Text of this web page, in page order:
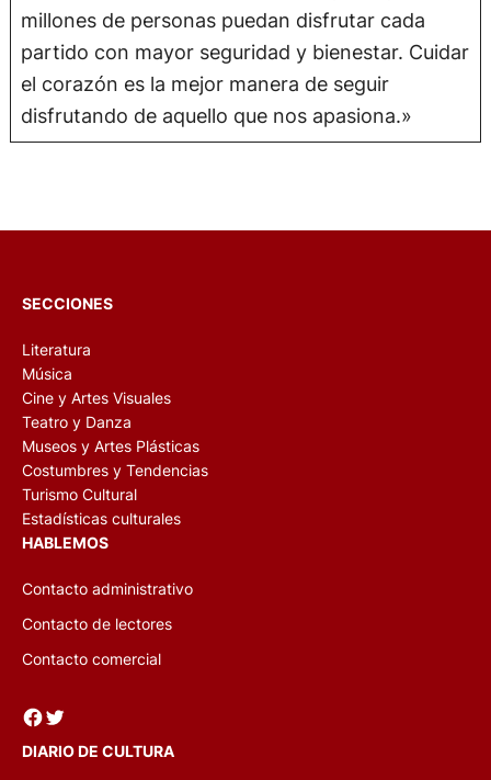
millones de personas puedan disfrutar cada
partido con mayor seguridad y bienestar. Cuidar
el corazón es la mejor manera de seguir
disfrutando de aquello que nos apasiona.»
SECCIONES
Literatura
Música
Cine y Artes Visuales
Teatro y Danza
Museos y Artes Plásticas
Costumbres y Tendencias
Turismo Cultural
Estadísticas culturales
HABLEMOS
Contacto administrativo
Contacto de lectores
Contacto comercial
Facebook Twitter
DIARIO DE CULTURA